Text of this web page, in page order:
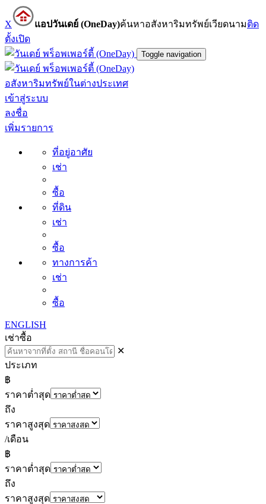
X แอปวันเดย์ (OneDay)ค้นหาอสังหาริมทรัพย์เวียดนามติด
ตั้งเปิด
Toggle navigation
อสังหาริมทรัพย์ในต่างประเทศ
เข้าสู่ระบบ
ลงชื่อ
เพิ่มรายการ
ที่อยู่อาศัย
เช่า
ซื้อ
ที่ดิน
เช่า
ซื้อ
ทางการค้า
เช่า
ซื้อ
ENGLISH
เช่าซื้อ
✕
ประเภท
฿
ราคาต่ำสุด
ถึง
ราคาสูงสุด
/เดือน
฿
ราคาต่ำสุด
ถึง
ราคาสูงสุด